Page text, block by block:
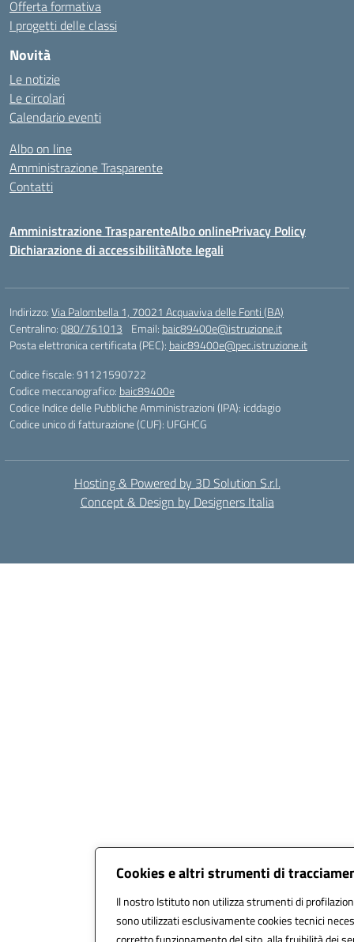
Cookies e altri strumenti di
Il nostro Istituto non utilizza strumenti di
sono utilizzati esclusivamente cookies tecnici
Offerta formativa
I progetti delle classi
Novità
Le notizie
Le circolari
Calendario eventi
Albo on line
Amministrazione Trasparente
Contatti
Amministrazione TrasparenteAlbo onlinePrivacy Policy
Dichiarazione di accessibilitàNote legali
Indirizzo:Via Palombella 1, 70021 Acquaviva delle Fonti (BA)
Centralino:080/761013 Email: baic89400e@istruzione.it
Posta elettronica certificata (PEC): baic89400e@pec.istruzione.it
Codice fiscale: 91121590722
Codice meccanografico: baic89400e
Codice Indice delle Pubbliche Amministrazioni (IPA): icddagio
Codice unico di fatturazione (CUF): UFGHCG
Hosting & Powered by 3D Solution S.r.l.
Concept & Design by Designers Italia